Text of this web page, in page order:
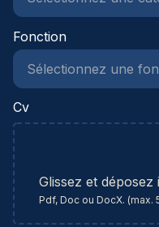
énergétiques et des
d'analyse et capacité
Fonction
Cv
Glissez et déposez
Pdf, Doc ou DocX. (max.